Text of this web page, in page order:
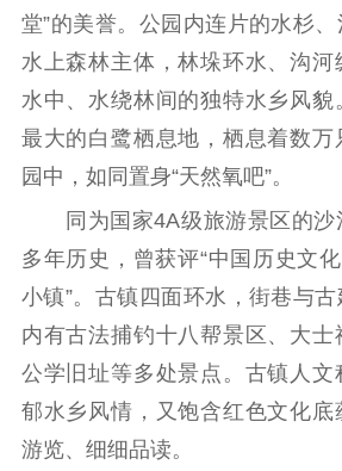
新闻宣传
主题宣传 对外宣传
文化文艺
精品生产 文化惠民
文化交流
体制改革
紫金文化艺术节
品牌活动
精神文明
文明创建 文明实践
堂”的美誉。公园内连片的水杉
水上森林主体，林垛环水、沟河
水中、水绕林间的独特水乡风貌
最大的白鹭栖息地，栖息着数万
园中，如同置身“天然氧吧”。
同为国家4A级旅游景区的沙
多年历史，曾获评“中国历史文
小镇”。古镇四面环水，街巷与
内有古法捕钓十八帮景区、大士
公学旧址等多处景点。古镇人文
郁水乡风情，又饱含红色文化底
游览、细细品读。